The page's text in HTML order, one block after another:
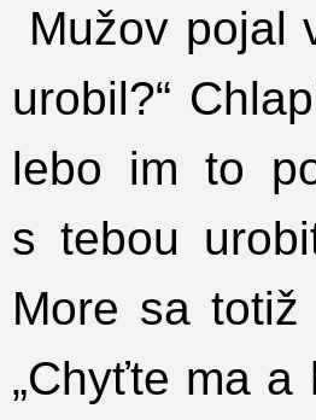
Mužov pojal
urobil?“
lebo im to
s tebou
More sa
„Chyťte ma